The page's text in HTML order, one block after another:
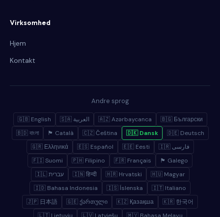
Virksomhed
Hjem
Kontakt
Andre sprog
🇬🇧 English 🇸🇦 العربية 🇦🇿 Azərbaycanca
🇧🇬 Български
🇧🇩 বাংলা
🏴 Català 🇨🇿 Čeština 🇩🇰 Dansk
🇩🇪 Deutsch
🇬🇷 Ελληνικά
🇪🇸 Español 🇪🇪 Eesti
🇮🇷 فارسی
🇫🇮 Suomi
🇵🇭 Filipino 🇫🇷 Français
🏴 Galego
🇮🇱 עברית
🇮🇳 हिन्दी 🇭🇷 Hrvatski
🇭🇺 Magyar
🇮🇩 Bahasa Indonesia
🇮🇸 Íslenska
🇮🇹 Italiano
🇯🇵 日本語
🇬🇪 ქართული 🇰🇿 Қазақша
🇰🇷 한국어